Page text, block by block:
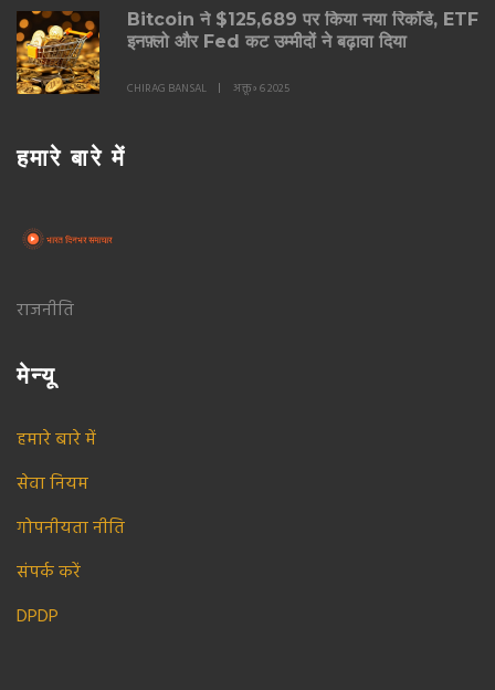
Bitcoin ने $125,689 पर किया नया रिकॉर्ड, ETF
इनफ़्लो और Fed कट उम्मीदों ने बढ़ावा दिया
CHIRAG BANSAL अक्तू॰ 6 2025
हमारे बारे में
राजनीति
मेन्यू
हमारे बारे में
सेवा नियम
गोपनीयता नीति
संपर्क करें
DPDP